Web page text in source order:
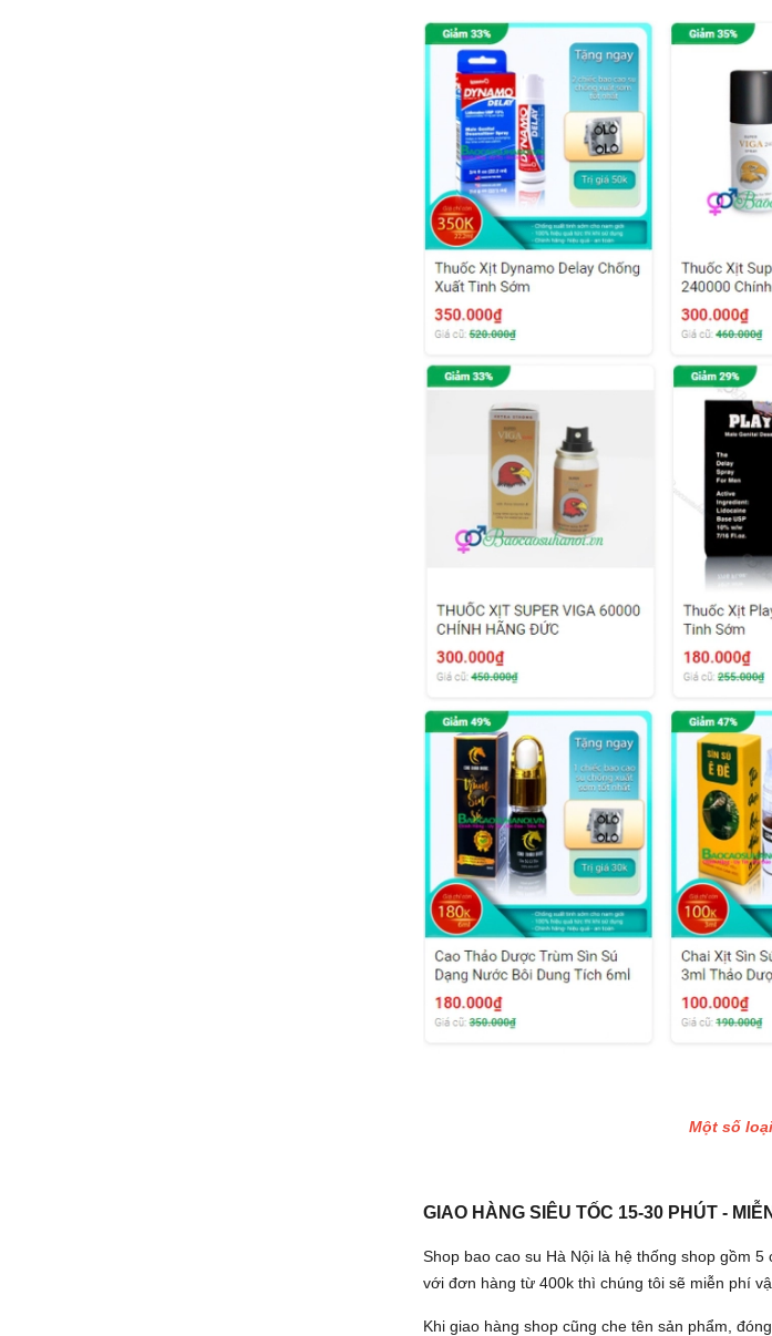
Một số
GIAO HÀNG SIÊU TỐC 15-30 PHÚT -
Shop bao cao su Hà Nội là hệ thống shop gồm
với đơn hàng từ 400k thì chúng tôi sẽ miễn phí
Khi giao hàng shop cũng che tên sản phẩm,